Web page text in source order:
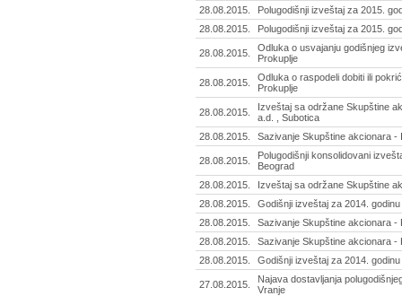
28.08.2015.
Polugodišnji izveštaj za 2015.
28.08.2015.
Polugodišnji izveštaj za 2015.
28.08.2015.
Odluka o usvajanju godišnjeg
Prokuplje
28.08.2015.
Odluka o raspodeli dobiti ili
Prokuplje
28.08.2015.
Izveštaj sa održane Skupštine
a.d. , Subotica
28.08.2015.
Sazivanje Skupštine akcionara -
28.08.2015.
Polugodišnji konsolidovani
Beograd
28.08.2015.
Izveštaj sa održane Skupštine
28.08.2015.
Godišnji izveštaj za 2014.
28.08.2015.
Sazivanje Skupštine akcionara -
28.08.2015.
Sazivanje Skupštine akcionara -
28.08.2015.
Godišnji izveštaj za 2014.
27.08.2015.
Najava dostavljanja
Vranje